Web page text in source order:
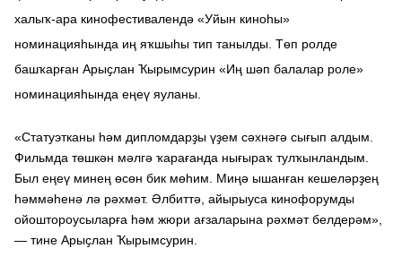
халыҡ-ара кинофестивалендә «Уйын киноһы»
номинацияһында иң яҡшыһы тип танылды. Төп ролде
башҡарған Арыҫлан Ҡырымсурин «Иң шәп балалар роле»
номинацияһында еңеү яуланы.
«Статуэтканы һәм дипломдарҙы үҙем сәхнәгә сығып алдым.
Фильмда төшкән мәлгә ҡарағанда нығыраҡ тулҡынландым.
Был еңеү минең өсөн бик мөһим. Миңә ышанған кешеләрҙең
һәммәһенә лә рәхмәт. Әлбиттә, айырыуса кинофорумды
ойоштороусыларға һәм жюри ағзаларына рәхмәт белдерәм»,
— тине Арыҫлан Ҡырымсурин.